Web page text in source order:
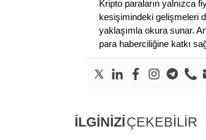
Kripto paraların yalnızca
kesişimindeki gelişmeleri
yaklaşımla okura sunar.
para haberciliğine katkı
İLGİNİZİÇEKEBİLİR